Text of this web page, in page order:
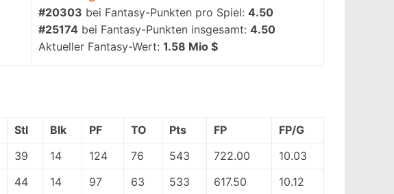
#20303 bei Fantasy-Punkten pro Spiel: 4.50
#25174 bei Fantasy-Punkten insgesamt: 4.50
Aktueller Fantasy-Wert: 1.58 Mio $
Stl Blk PF TO Pts FP
FP/G
39 14 124 76 543 722.00
10.03
44 14 97 63 533 617.50
10.12